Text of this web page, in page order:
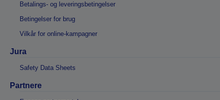
Betalings- og leveringsbetingelser
Betingelser for brug
Vilkår for online-kampagner
Jura
Safety Data Sheets
Partnere